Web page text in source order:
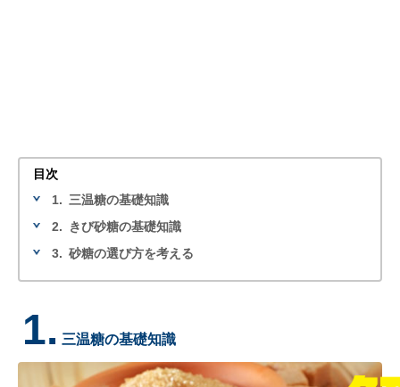
目次
1. 三温糖の基礎知識
2.
きび砂糖の基礎知識
3. 砂糖の選び方を考える
1. 三温糖の基礎知識